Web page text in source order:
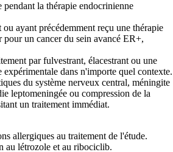
la thérapie endocrinienne
ayant précédemment reçu une thérapie
pour un cancer du sein avancé ER+,
par fulvestrant, élacestrant ou une
expérimentale dans n'importe quel contexte.
du système nerveux central, méningite
leptomeningée ou compression de la
un traitement immédiat.
allergiques au traitement de l'étude.
au létrozole et au ribociclib.